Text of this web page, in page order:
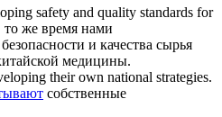
safety and quality standards for
же время нами
и качества сырья
медицины.
their own national strategies.
собственные